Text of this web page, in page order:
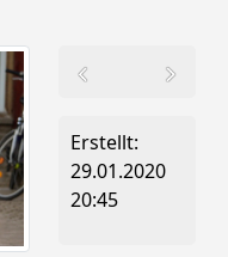
Erstellt:
29.01.2020
20:45